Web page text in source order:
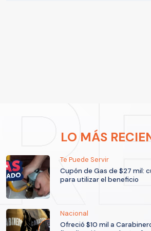
LO MÁS
Te Puede Servir
Cupón de Gas de $27 mil:
para utilizar el beneficio
Nacional
Ofreció $10 mil a